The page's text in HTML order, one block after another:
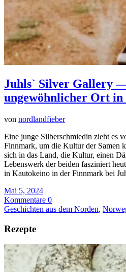
Juhls` Silver Gallery
ungewöhnlicher Ort
von nordlandfieber
Eine junge Silberschmiedin zieht es
Finnmark, um die Kultur der Samen
sich in das Land, die Kultur, einen
Lebenswerk der beiden fasziniert
in Kautokeino in der Finnmark bei
Mai 5, 2024
Kommentare 0
Geschichten aus dem Norden,
Rezepte